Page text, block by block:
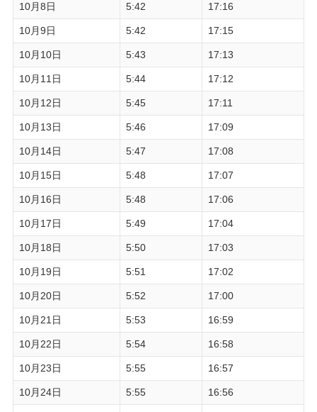
10月8日 5:42 17:16
10月9日 5:42 17:15
10月10日 5:43 17:13
10月11日 5:44 17:12
10月12日 5:45 17:11
10月13日 5:46 17:09
10月14日 5:47 17:08
10月15日 5:48 17:07
10月16日 5:48 17:06
10月17日 5:49 17:04
10月18日 5:50 17:03
10月19日 5:51 17:02
10月20日 5:52 17:00
10月21日 5:53 16:59
10月22日 5:54 16:58
10月23日 5:55 16:57
10月24日 5:55 16:56